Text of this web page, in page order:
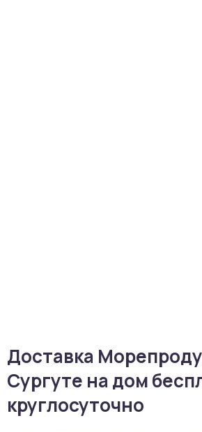
Доставка
Сургуте на дом
круглосуточно